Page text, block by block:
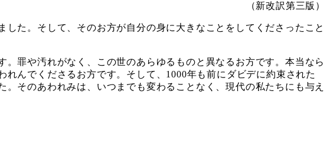
（新改訳第三版）
た。そして、そのお方が自分の身に大きなことをしてくださったこと
罪や汚れがなく、この世のあらゆるものと異なるお方です。本当なら
んでくださるお方です。そして、1000年も前にダビデに約束された
そのあわれみは、いつまでも変わることなく、現代の私たちにも与え